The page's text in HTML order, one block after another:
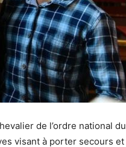
de l’ordre national du
visant à porter secours et